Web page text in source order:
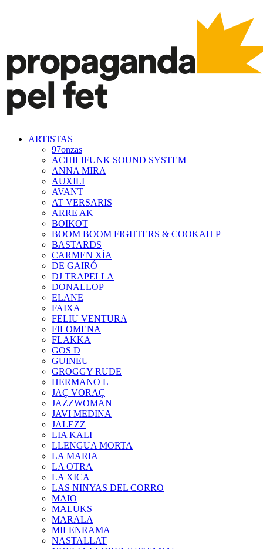
ARTISTAS
97onzas
ACHILIFUNK SOUND SYSTEM
ANNA MIRA
AUXILI
AVANT
AT VERSARIS
ARRE AK
BOIKOT
BOOM BOOM FIGHTERS & COOKAH P
BASTARDS
CARMEN XÍA
DE GAIRÓ
DJ TRAPELLA
DONALLOP
ELANE
FAIXA
FELIU VENTURA
FILOMENA
FLAKKA
GOS D
GUINEU
GROGGY RUDE
HERMANO L
JAÇ VORAÇ
JAZZWOMAN
JAVI MEDINA
JALEZZ
LIA KALI
LLENGUA MORTA
LA MARIA
LA OTRA
LA XICA
LAS NINYAS DEL CORRO
MAIO
MALUKS
MARALA
MILENRAMA
NASTALLAT